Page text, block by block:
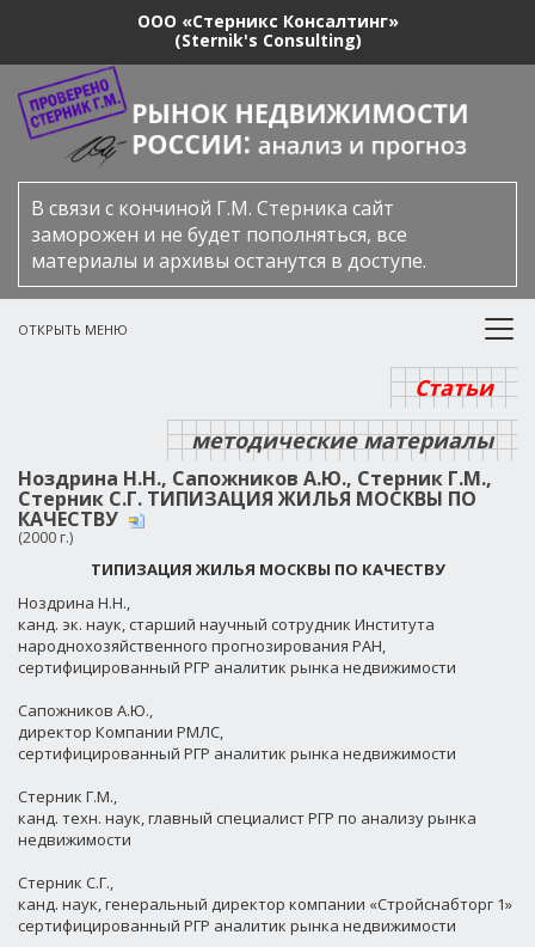
ООО «Стерникс Консалтинг»
(Sternik's Consulting)
В связи с кончиной Г.М. Стерника сайт
заморожен и не будет пополняться, все
материалы и архивы останутся в доступе.
ОТКРЫТЬ МЕНЮ
Статьи
методические материалы
Ноздрина Н.Н., Сапожников А.Ю., Стерник Г.М.,
Стерник С.Г. ТИПИЗАЦИЯ ЖИЛЬЯ МОСКВЫ ПО
КАЧЕСТВУ
(2000 г.)
ТИПИЗАЦИЯ ЖИЛЬЯ МОСКВЫ ПО КАЧЕСТВУ
Ноздрина Н.Н.,
канд. эк. наук, старший научный сотрудник Института
народнохозяйственного прогнозирования РАН,
сертифицированный РГР аналитик рынка недвижимости
Сапожников А.Ю.,
директор Компании РМЛС,
сертифицированный РГР аналитик рынка недвижимости
Стерник Г.М.,
канд. техн. наук, главный специалист РГР по анализу рынка
недвижимости
Стерник С.Г.,
канд. наук, генеральный директор компании «Стройснабторг 1»
сертифицированный РГР аналитик рынка недвижимости